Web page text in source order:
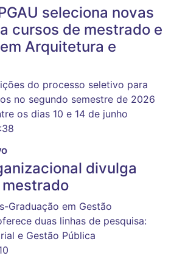
seleciona novas
cursos de mestrado e
Arquitetura e
do processo seletivo para
no segundo semestre de 2026
os dias 10 e 14 de junho
divulga
Graduação em Gestão
duas linhas de pesquisa:
e Gestão Pública